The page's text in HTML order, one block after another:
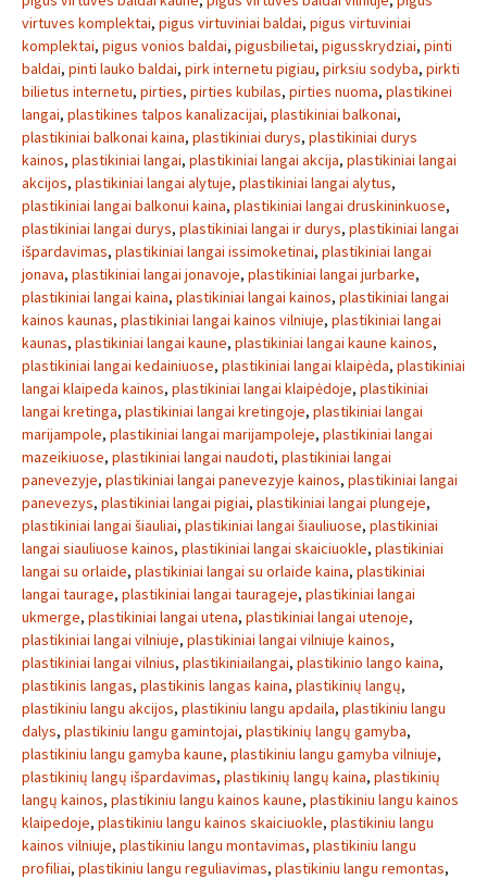
virtuves komplektai, pigus virtuviniai baldai, pigus virtuviniai
komplektai, pigus vonios baldai, pigusbilietai, pigusskrydziai, pinti
baldai, pinti lauko baldai, pirk internetu pigiau, pirksiu sodyba, pirkti
bilietus internetu, pirties, pirties kubilas, pirties nuoma, plastikinei
langai, plastikines talpos kanalizacijai, plastikiniai balkonai,
plastikiniai balkonai kaina, plastikiniai durys, plastikiniai durys
kainos, plastikiniai langai, plastikiniai langai akcija, plastikiniai langai
akcijos, plastikiniai langai alytuje, plastikiniai langai alytus,
plastikiniai langai balkonui kaina, plastikiniai langai druskininkuose,
plastikiniai langai durys, plastikiniai langai ir durys, plastikiniai langai
išpardavimas, plastikiniai langai issimoketinai, plastikiniai langai
jonava, plastikiniai langai jonavoje, plastikiniai langai jurbarke,
plastikiniai langai kaina, plastikiniai langai kainos, plastikiniai langai
kainos kaunas, plastikiniai langai kainos vilniuje, plastikiniai langai
kaunas, plastikiniai langai kaune, plastikiniai langai kaune kainos,
plastikiniai langai kedainiuose, plastikiniai langai klaipėda, plastikiniai
langai klaipeda kainos, plastikiniai langai klaipėdoje, plastikiniai
langai kretinga, plastikiniai langai kretingoje, plastikiniai langai
marijampole, plastikiniai langai marijampoleje, plastikiniai langai
mazeikiuose, plastikiniai langai naudoti, plastikiniai langai
panevezyje, plastikiniai langai panevezyje kainos, plastikiniai langai
panevezys, plastikiniai langai pigiai, plastikiniai langai plungeje,
plastikiniai langai šiauliai, plastikiniai langai šiauliuose, plastikiniai
langai siauliuose kainos, plastikiniai langai skaiciuokle, plastikiniai
langai su orlaide, plastikiniai langai su orlaide kaina, plastikiniai
langai taurage, plastikiniai langai taurageje, plastikiniai langai
ukmerge, plastikiniai langai utena, plastikiniai langai utenoje,
plastikiniai langai vilniuje, plastikiniai langai vilniuje kainos,
plastikiniai langai vilnius, plastikiniailangai, plastikinio lango kaina,
plastikinis langas, plastikinis langas kaina, plastikinių langų,
plastikiniu langu akcijos, plastikiniu langu apdaila, plastikiniu langu
dalys, plastikiniu langu gamintojai, plastikinių langų gamyba,
plastikiniu langu gamyba kaune, plastikiniu langu gamyba vilniuje,
plastikinių langų išpardavimas, plastikinių langų kaina, plastikinių
langų kainos, plastikiniu langu kainos kaune, plastikiniu langu kainos
klaipedoje, plastikiniu langu kainos skaiciuokle, plastikiniu langu
kainos vilniuje, plastikiniu langu montavimas, plastikiniu langu
profiliai, plastikiniu langu reguliavimas, plastikiniu langu remontas,